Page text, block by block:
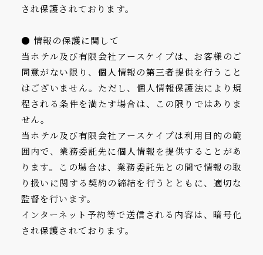
され保護されております。
● 情報の保護に関して
当ホテル及び有限会社アースケイプは、お客様のご
同意がない限り、個人情報の第三者提供を行うこと
はございません。ただし、個人情報保護法により規
程される条件を満たす場合は、この限りではありま
せん。
当ホテル及び有限会社アースケイプは利用目的の範
囲内で、業務委託先に個人情報を提供することがあ
ります。この場合は、業務委託先との間で情報の取
り扱いに関する契約の締結を行うとともに、適切な
監督を行います。
インターネット予約等で送信される内容は、暗号化
され保護されております。